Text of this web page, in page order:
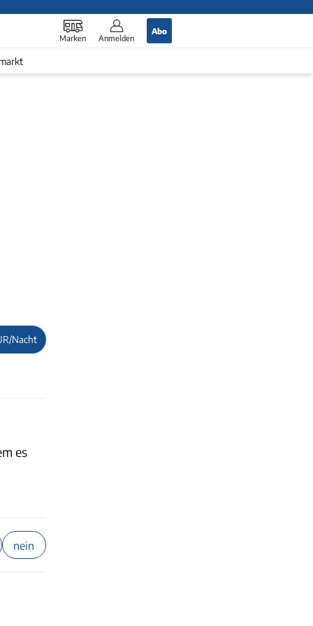
Marken Anmelden
Abo
Nacht
es
nein